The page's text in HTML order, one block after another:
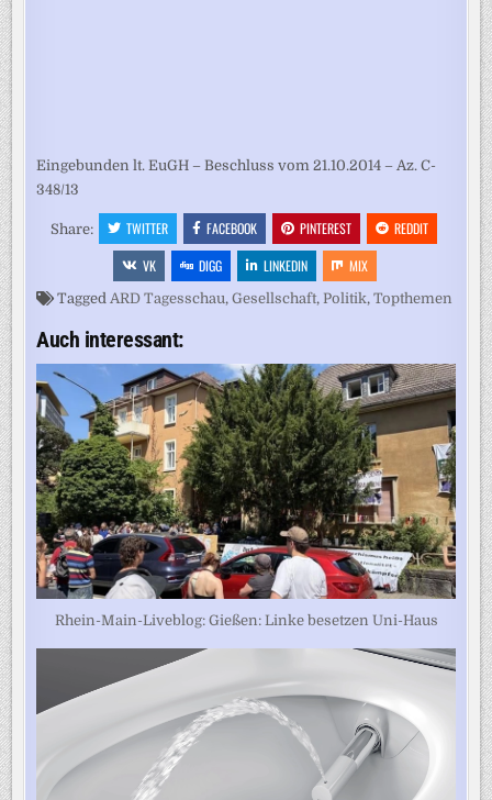
Eingebunden lt. EuGH – Beschluss vom 21.10.2014 – Az. C-
348/13
Share: TWITTER FACEBOOK PINTEREST
REDDIT
VK
DIGG LINKEDIN MIX
Tagged ARD Tagesschau,Gesellschaft, Politik,Topthemen
Auch interessant:
Rhein-Main-Liveblog: Gießen: Linke besetzen Uni-Haus